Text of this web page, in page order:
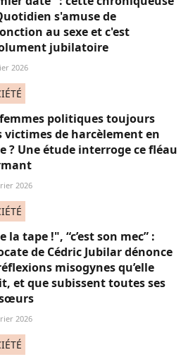
s'amuse de
au sexe et c'est
jubilatoire
2026
femmes politiques toujours
victimes de harcèlement en
? Une étude interroge ce fléau
2026
la tape !", “c’est son mec” :
de Cédric Jubilar dénonce
misogynes qu’elle
et que subissent toutes ses
2026